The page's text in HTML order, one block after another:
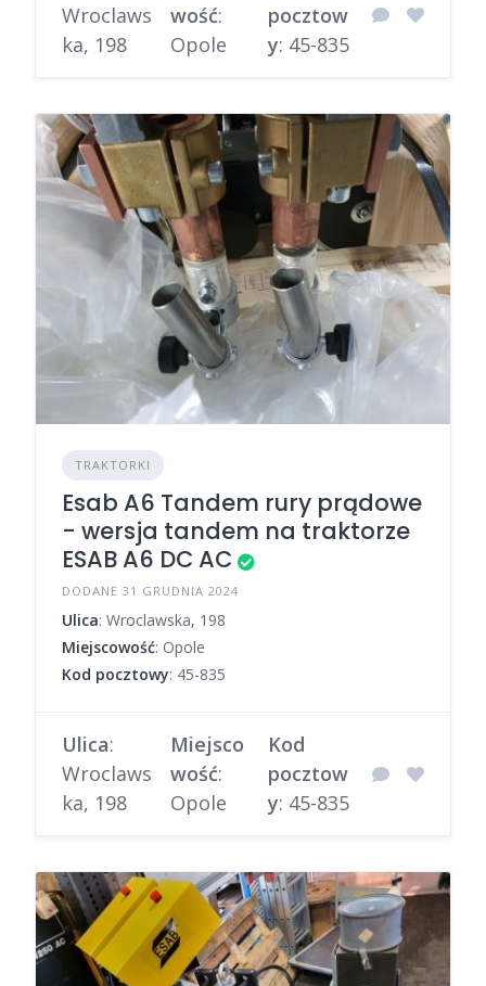
Wroclaws
ka, 198
wość:
Opole
pocztow
y: 45-835
TRAKTORKI
Esab A6 Tandem rury prądowe
- wersja tandem na traktorze
ESAB A6 DC AC
DODANE 31 GRUDNIA 2024
Ulica: Wroclawska, 198
Miejscowość: Opole
Kod pocztowy: 45-835
Ulica:
Wroclaws
ka, 198
Miejsco
wość:
Opole
Kod
pocztow
y: 45-835